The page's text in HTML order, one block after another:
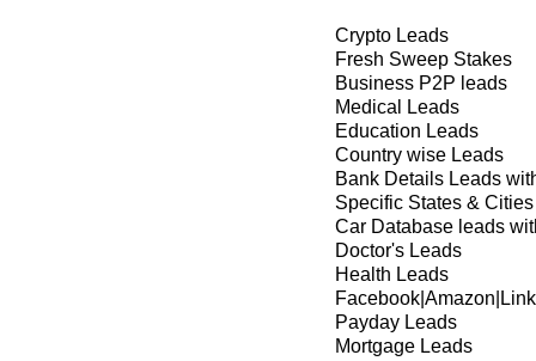
Crypto Leads
Fresh Sweep Stakes
Business P2P leads
Medical Leads
Education Leads
Country wise Leads
Bank Details Leads
Specific States &
Car Database leads
Doctor's Leads
Health Leads
Payday Leads
Mortgage Leads